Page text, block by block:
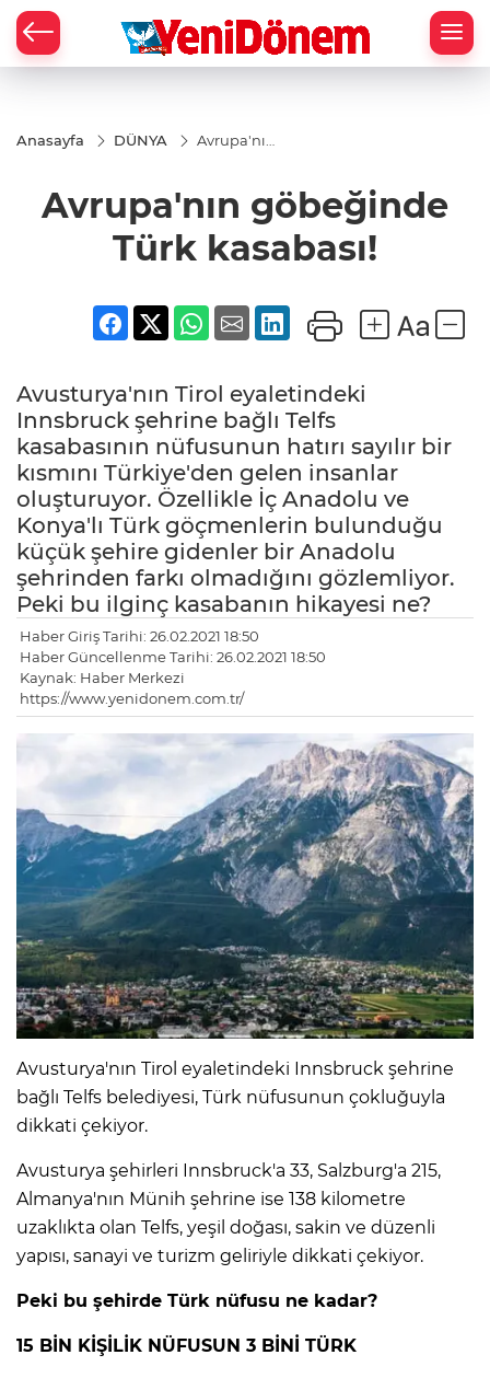
Anasayfa DÜNYA
Avrupa'nın
Avrupa'nın göbeğinde
Türk kasabası!
Avusturya'nın Tirol eyaletindeki
Innsbruck şehrine bağlı Telfs
kasabasının nüfusunun hatırı sayılır bir
kısmını Türkiye'den gelen insanlar
oluşturuyor. Özellikle İç Anadolu ve
Konya'lı Türk göçmenlerin bulunduğu
küçük şehire gidenler bir Anadolu
şehrinden farkı olmadığını gözlemliyor.
Peki bu ilginç kasabanın hikayesi ne?
Haber Giriş Tarihi: 26.02.2021 18:50
Haber Güncellenme Tarihi: 26.02.2021 18:50
Kaynak: Haber Merkezi
https://www.yenidonem.com.tr/
Avusturya'nın Tirol eyaletindeki Innsbruck şehrine
bağlı Telfs belediyesi, Türk nüfusunun çokluğuyla
dikkati çekiyor.
Avusturya şehirleri Innsbruck'a 33, Salzburg'a 215,
Almanya'nın Münih şehrine ise 138 kilometre
uzaklıkta olan Telfs, yeşil doğası, sakin ve düzenli
yapısı, sanayi ve turizm geliriyle dikkati çekiyor.
Peki bu şehirde Türk nüfusu ne kadar?
15 BİN KİŞİLİK NÜFUSUN 3 BİNİ TÜRK